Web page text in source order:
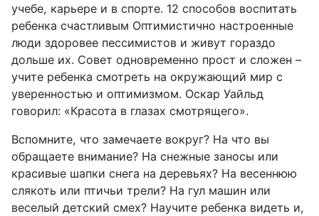
учебе, карьере и в спорте. 12 способов воспитать
ребенка счастливым Оптимистично настроенные
люди здоровее пессимистов и живут гораздо
дольше их. Совет одновременно прост и сложен –
учите ребенка смотреть на окружающий мир с
уверенностью и оптимизмом. Оскар Уайльд
говорил: «Красота в глазах смотрящего».
Вспомните, что замечаете вокруг? На что вы
обращаете внимание? На снежные заносы или
красивые шапки снега на деревьях? На весеннюю
слякоть или птичьи трели? На гул машин или
веселый детский смех? Научите ребенка видеть и,